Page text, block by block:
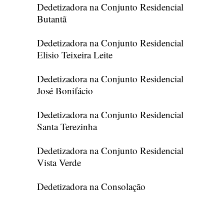
Dedetizadora na Conjunto Residencial
Butantã
Dedetizadora na Conjunto Residencial
Elisio Teixeira Leite
Dedetizadora na Conjunto Residencial
José Bonifácio
Dedetizadora na Conjunto Residencial
Santa Terezinha
Dedetizadora na Conjunto Residencial
Vista Verde
Dedetizadora na Consolação